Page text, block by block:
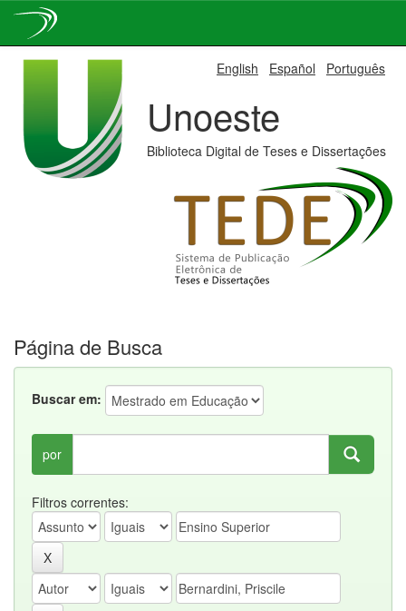
English Español Português
Unoeste
Biblioteca Digital de Teses e Dissertações
Página de Busca
Buscar em:
por
Filtros correntes: